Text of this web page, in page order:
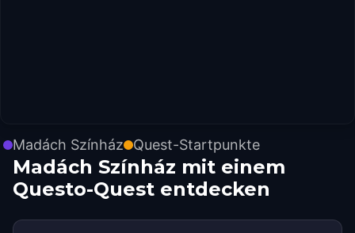
Madách Színház Quest-Startpunkte
Madách Színház mit einem
Questo-Quest entdecken